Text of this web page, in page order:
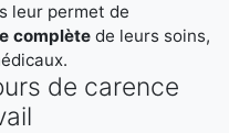
leur permet de
complète de leurs soins,
de carence